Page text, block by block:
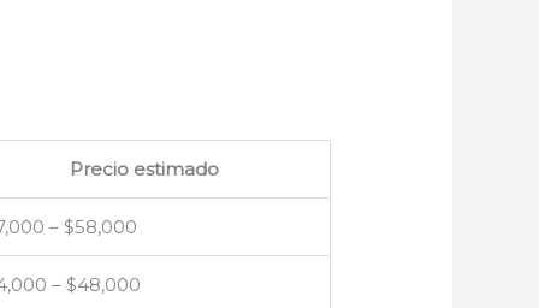
Precio estimado
– $58,000
– $48,000